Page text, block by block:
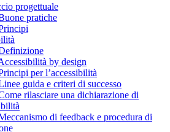
progettuale
pratiche
by design
per l’accessibilità
guida e criteri di successo
rilasciare una dichiarazione di
di feedback e procedura di